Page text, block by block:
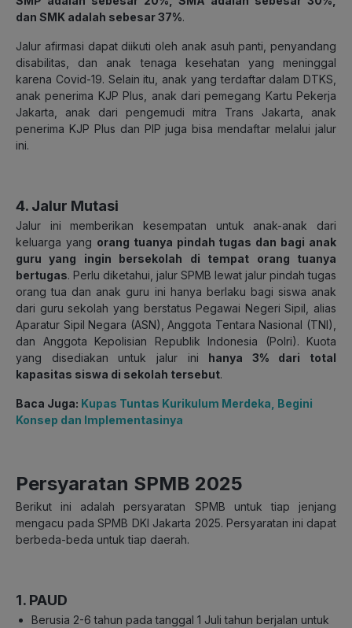
dan SMK adalah sebesar 37%.
Jalur afirmasi dapat diikuti oleh anak asuh panti, penyandang
disabilitas, dan anak tenaga kesehatan yang meninggal
karena Covid-19. Selain itu, anak yang terdaftar dalam DTKS,
anak penerima KJP Plus, anak dari pemegang Kartu Pekerja
Jakarta, anak dari pengemudi mitra Trans Jakarta, anak
penerima KJP Plus dan PIP juga bisa mendaftar melalui jalur
ini.
4. Jalur Mutasi
Jalur ini memberikan kesempatan untuk anak-anak dari
keluarga yang orang tuanya pindah tugas dan bagi anak
guru yang ingin bersekolah di tempat orang tuanya
bertugas. Perlu diketahui, jalur SPMB lewat jalur pindah tugas
orang tua dan anak guru ini hanya berlaku bagi siswa anak
dari guru sekolah yang berstatus Pegawai Negeri Sipil, alias
Aparatur Sipil Negara (ASN), Anggota Tentara Nasional (TNI),
dan Anggota Kepolisian Republik Indonesia (Polri). Kuota
yang disediakan untuk jalur ini hanya 3% dari total
kapasitas siswa di sekolah tersebut.
Baca Juga: Kupas Tuntas Kurikulum Merdeka, Begini
Konsep dan Implementasinya
Persyaratan SPMB 2025
Berikut ini adalah persyaratan SPMB untuk tiap jenjang
mengacu pada SPMB DKI Jakarta 2025. Persyaratan ini dapat
berbeda-beda untuk tiap daerah.
1. PAUD
Berusia 2-6 tahun pada tanggal 1 Juli tahun berjalan untuk